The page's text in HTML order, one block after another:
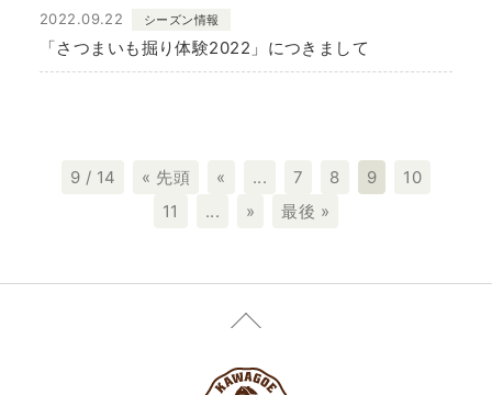
2022.09.22 シーズン情報
「さつまいも掘り体験2022」につきまして
9 / 14 « 先頭 « ... 7 8 9
10
11
... » 最後 »